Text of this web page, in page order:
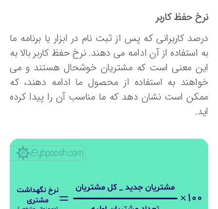
حفظ کاربر
کاربرانی که پس از ثبت نام در ابزار یا برنامه ما
استفاده از آن ادامه می دهند. نرخ حفظ کاربر بالا به
معنی است که مشتریان خوشحال هستند و می
به استفاده از محصول ما ادامه دهند، که
است نشان دهد که ما مناسب آن را پیدا کرده